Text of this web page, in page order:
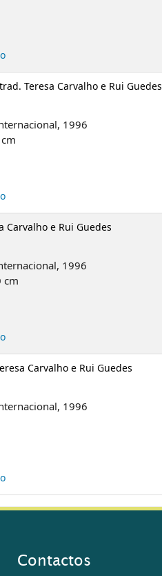
Teresa Carvalho e Rui Guedes
1996
Carvalho e Rui Guedes
1996
cm
Carvalho e Rui Guedes
1996
Contactos